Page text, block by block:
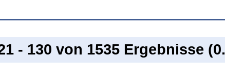
- 130 von 1535 Ergebnisse